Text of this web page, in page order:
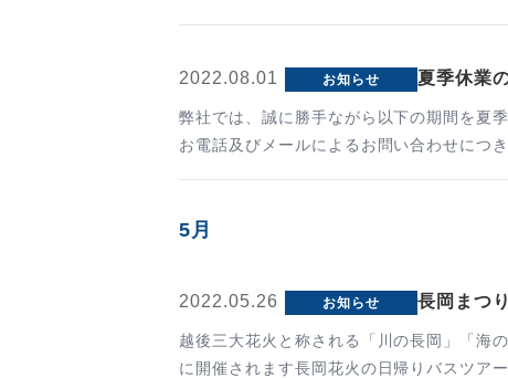
2022.08.01 お知らせ 夏季休業
弊社では、誠に勝手ながら以下の期間を夏季
お電話及びメールによるお問い合わせにつ
5月
2022.05.26 お知らせ 長岡まつ
越後三大花火と称される「川の長岡」「海の柏崎」
に開催されます長岡花火の日帰りバスツア